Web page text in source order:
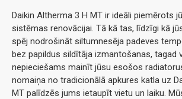
Daikin Altherma 3 H MT ir ideāli piemērots
sistēmas renovācijai. Tā kā tas, līdzīgi kā
spēj nodrošināt siltumnesēja padeves
bez papildus sildītāja izmantošanas, tagad
nepieciešams mainīt jūsu esošos
nomaiņa no tradicionālā apkures katla uz
MT palīdzēs jums ietaupīt vietu un laiku.